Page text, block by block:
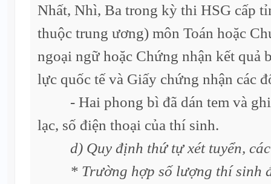
Nhất, Nhì, Ba trong kỳ thi HSG cấp
thuộc trung ương) môn Toán hoặc
ngoại ngữ hoặc Chứng nhận kết quả
lực quốc tế và Giấy chứng nhận các
- Hai phong bì đã dán tem và ghi
lạc, số điện thoại của thí sinh.
d) Quy định thứ tự xét tuyển,
* Trường hợp số lượng thí sinh